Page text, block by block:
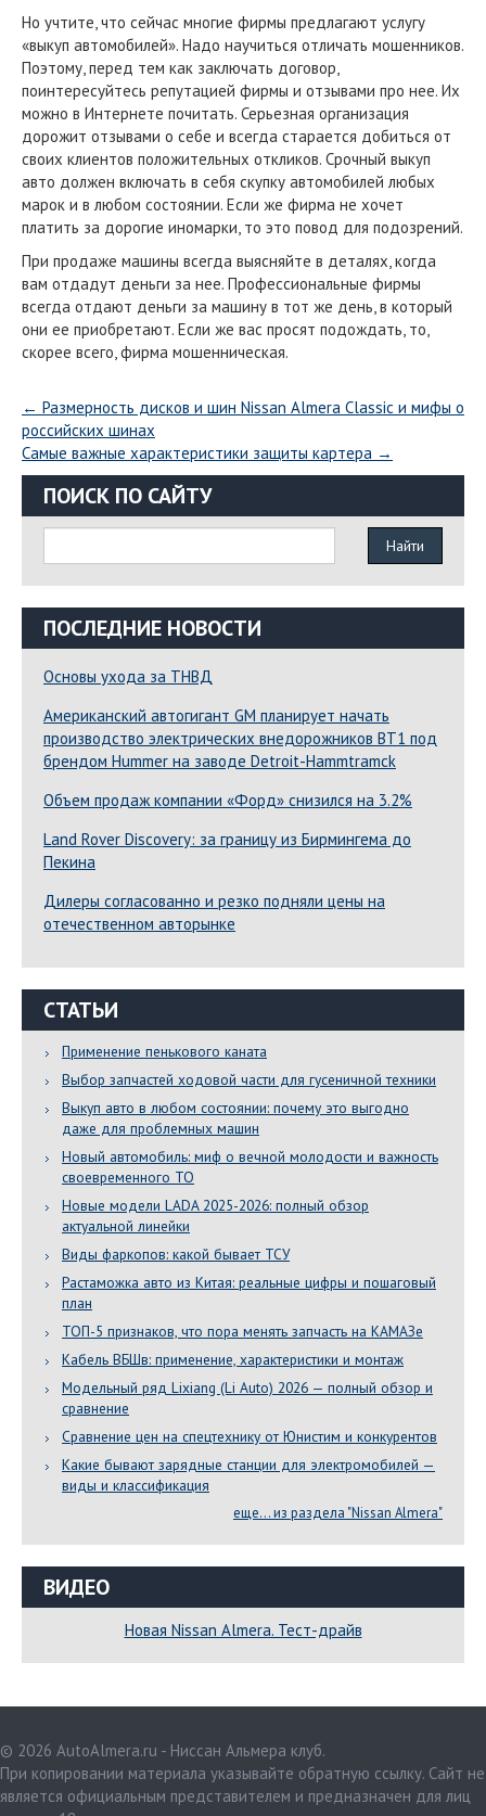
Но учтите, что сейчас многие фирмы предлагают услугу
«выкуп автомобилей». Надо научиться отличать мошенников.
Поэтому, перед тем как заключать договор,
поинтересуйтесь репутацией фирмы и отзывами про нее. Их
можно в Интернете почитать. Серьезная организация
дорожит отзывами о себе и всегда старается добиться от
своих клиентов положительных откликов. Срочный выкуп
авто должен включать в себя скупку автомобилей любых
марок и в любом состоянии. Если же фирма не хочет
платить за дорогие иномарки, то это повод для подозрений.
При продаже машины всегда выясняйте в деталях, когда
вам отдадут деньги за нее. Профессиональные фирмы
всегда отдают деньги за машину в тот же день, в который
они ее приобретают. Если же вас просят подождать, то,
скорее всего, фирма мошенническая.
← Размерность дисков и шин Nissan Almera Classic и мифы о
российских шинах
Самые важные характеристики защиты картера →
ПОИСК ПО САЙТУ
ПОСЛЕДНИЕ НОВОСТИ
Основы ухода за ТНВД
Американский автогигант GM планирует начать
производство электрических внедорожников BT1 под
брендом Hummer на заводе Detroit-Hammtramck
Объем продаж компании «Форд» снизился на 3.2%
Land Rover Dіscovery: за границу из Бирмингема до
Пекина
Дилеры согласованно и резко подняли цены на
отечественном авторынке
СТАТЬИ
Применение пенькового каната
Выбор запчастей ходовой части для гусеничной техники
Выкуп авто в любом состоянии: почему это выгодно
даже для проблемных машин
Новый автомобиль: миф о вечной молодости и важность
своевременного ТО
Новые модели LADA 2025-2026: полный обзор
актуальной линейки
Виды фаркопов: какой бывает ТСУ
Растаможка авто из Китая: реальные цифры и пошаговый
план
ТОП-5 признаков, что пора менять запчасть на КАМАЗе
Кабель ВБШв: применение, характеристики и монтаж
Модельный ряд Lixiang (Li Auto) 2026 — полный обзор и
сравнение
Сравнение цен на спецтехнику от Юнистим и конкурентов
Какие бывают зарядные станции для электромобилей —
виды и классификация
еще... из раздела "Nissan Almera"
ВИДЕО
Новая Nissan Almera. Тест-драйв
© 2026 AutoAlmera.ru - Ниссан Альмера клуб.
При копировании материала указывайте обратную ссылку. Сайт не
является официальным представителем и предназначен для лиц